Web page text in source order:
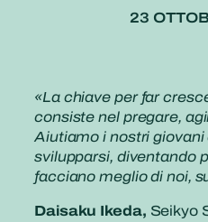
23
«La chiave per far
consiste nel pregare,
Aiutiamo i nostri giovani
svilupparsi, diventando
facciano meglio di noi,
Daisaku Ikeda, Seikyo